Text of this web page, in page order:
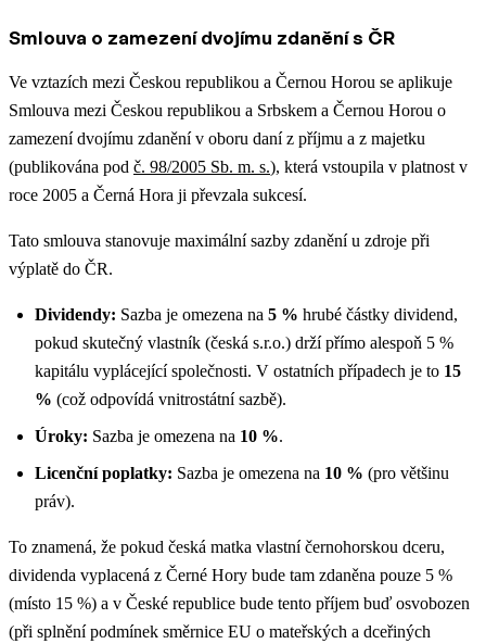
Smlouva o zamezení dvojímu zdanění s ČR
Ve vztazích mezi Českou republikou a Černou Horou se aplikuje
Smlouva mezi Českou republikou a Srbskem a Černou Horou o
zamezení dvojímu zdanění v oboru daní z příjmu a z majetku
(publikována pod č. 98/2005 Sb. m. s.), která vstoupila v platnost v
roce 2005 a Černá Hora ji převzala sukcesí.
Tato smlouva stanovuje maximální sazby zdanění u zdroje při
výplatě do ČR.
Dividendy: Sazba je omezena na 5 % hrubé částky dividend,
pokud skutečný vlastník (česká s.r.o.) drží přímo alespoň 5 %
kapitálu vyplácející společnosti. V ostatních případech je to 15
% (což odpovídá vnitrostátní sazbě).
Úroky: Sazba je omezena na 10 %.
Licenční poplatky: Sazba je omezena na 10 % (pro většinu
práv).
To znamená, že pokud česká matka vlastní černohorskou dceru,
dividenda vyplacená z Černé Hory bude tam zdaněna pouze 5 %
(místo 15 %) a v České republice bude tento příjem buď osvobozen
(při splnění podmínek směrnice EU o mateřských a dceřiných